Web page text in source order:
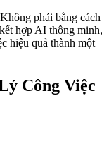
phải bằng cách
hợp AI thông minh,
hiệu quả thành một
Công Việc